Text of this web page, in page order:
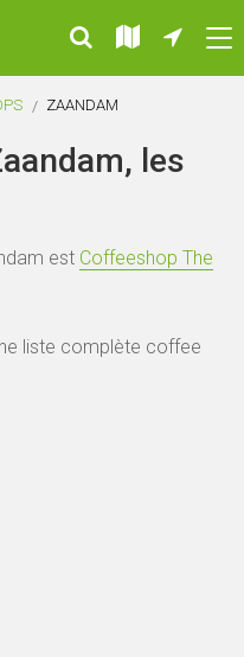
ZAANDAM
les
est Coffeeshop The
liste complète coffee